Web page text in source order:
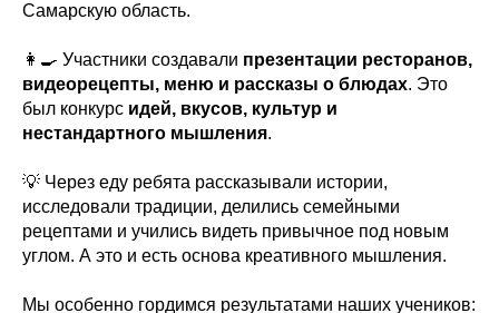
Самарскую область.
👩‍🍳 Участники создавали презентации ресторанов,
видеорецепты, меню и рассказы о блюдах. Это
был конкурс идей, вкусов, культур и
нестандартного мышления.
💡 Через еду ребята рассказывали истории,
исследовали традиции, делились семейными
рецептами и учились видеть привычное под новым
углом. А это и есть основа креативного мышления.
Мы особенно гордимся результатами наших учеников: